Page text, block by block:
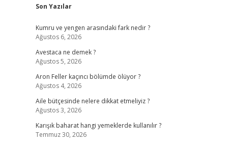
Sidebar
Son Yazılar
Kumru ve yengen arasındaki fark nedir ?
Ağustos 6, 2026
Avestaca ne demek ?
Ağustos 5, 2026
Aron Feller kaçıncı bölümde ölüyor ?
Ağustos 4, 2026
Aile bütçesinde nelere dikkat etmeliyiz ?
Ağustos 3, 2026
Karışık baharat hangi yemeklerde kullanılır ?
Temmuz 30, 2026
güncel giriş